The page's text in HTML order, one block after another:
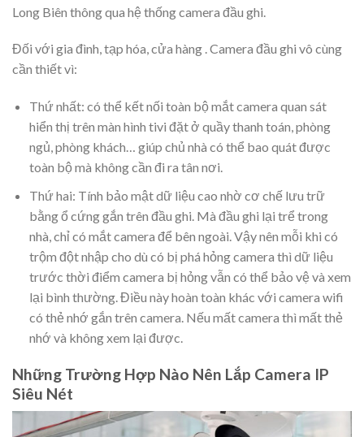
Long Biên thông qua hệ thống camera đầu ghi.
Đối với gia đình, tạp hóa, cửa hàng . Camera đầu ghi vô cùng
cần thiết vì:
Thứ nhất: có thể kết nối toàn bộ mắt camera quan sát
hiển thị trên màn hình tivi đặt ở quầy thanh toán, phòng
ngủ, phòng khách… giúp chủ nhà có thể bao quát được
toàn bộ mà không cần đi ra tân nơi.
Thứ hai: Tính bảo mật dữ liệu cao nhờ cơ chế lưu trữ
bằng ổ cứng gắn trên đầu ghi. Mà đầu ghi lại trể trong
nhà, chỉ có mắt camera để bên ngoài. Vậy nên mỗi khi có
trộm đột nhập cho dù có bị phá hỏng camera thì dữ liệu
trước thời điểm camera bị hỏng vẫn có thể bảo vệ và xem
lại bình thường. Điều này hoàn toàn khác với camera wifi
có thẻ nhớ gắn trên camera. Nếu mất camera thì mất thẻ
nhớ và không xem lại được.
Những Trường Hợp Nào Nên Lắp Camera IP
Siêu Nét